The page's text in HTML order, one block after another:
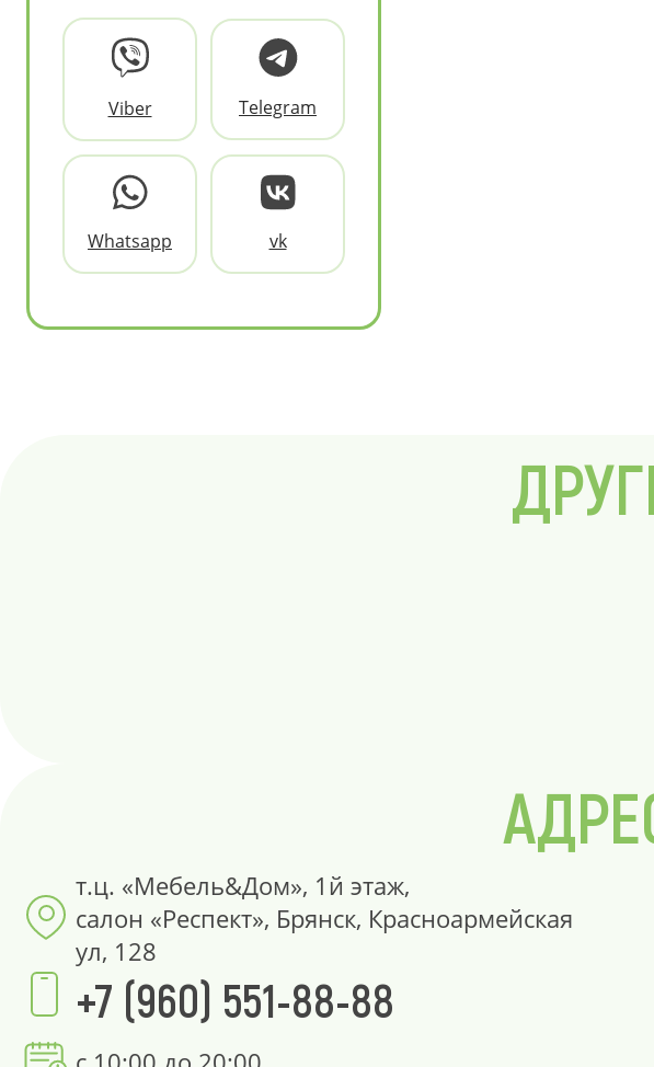
Viber Telegram
Whatsapp vk
т.ц. «Мебель&Дом», 1й этаж,
салон «Респект», Брянск, Красноармейская
ул, 128
+7 (960) 551-88-88